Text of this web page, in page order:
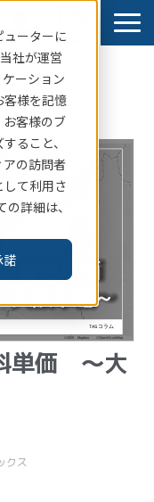
ーターに
社が運営
ーション
客様を記憶
客様のブ
ること、
の訪問者
て利用さ
詳細は、
諾
録
単価 ～大
クス